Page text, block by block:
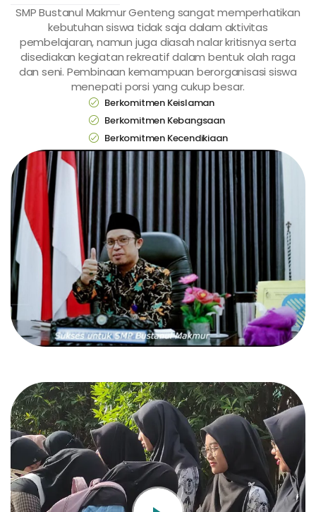
SMP Bustanul Makmur Genteng sangat memperhatikan
kebutuhan siswa tidak saja dalam aktivitas
pembelajaran, namun juga diasah nalar kritisnya serta
disediakan kegiatan rekreatif dalam bentuk olah raga
dan seni. Pembinaan kemampuan berorganisasi siswa
menepati porsi yang cukup besar.
Berkomitmen Keislaman
Berkomitmen Kebangsaan
Berkomitmen Kecendikiaan